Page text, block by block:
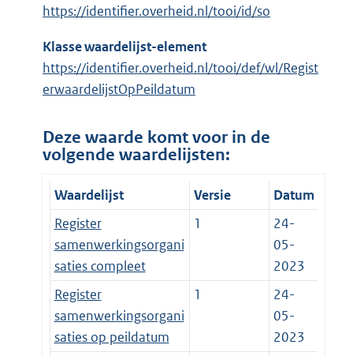
https://identifier.overheid.nl/tooi/id/so
Klasse waardelijst-element
https://identifier.overheid.nl/tooi/def/wl/Regist
erwaardelijstOpPeildatum
Deze waarde komt voor in de
volgende waardelijsten:
Waardelijst Versie
Datum
Register
samenwerkingsorgani
saties compleet
1
24-
05-
2023
Register
samenwerkingsorgani
saties op peildatum
1
24-
05-
2023